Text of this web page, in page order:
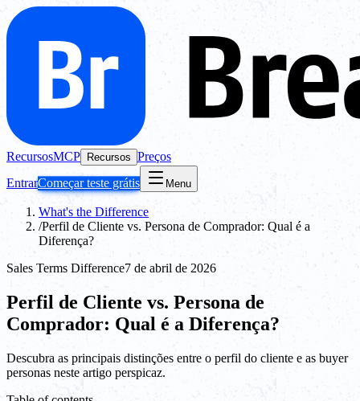
RecursosMCP Recursos Preços
EntrarComeçar teste grátis Menu
What's the Difference
/Perfil de Cliente vs. Persona de Comprador: Qual é a
Diferença?
Sales Terms Difference7 de abril de 2026
Perfil de Cliente vs. Persona de
Comprador: Qual é a Diferença?
Descubra as principais distinções entre o perfil do cliente e as buyer
personas neste artigo perspicaz.